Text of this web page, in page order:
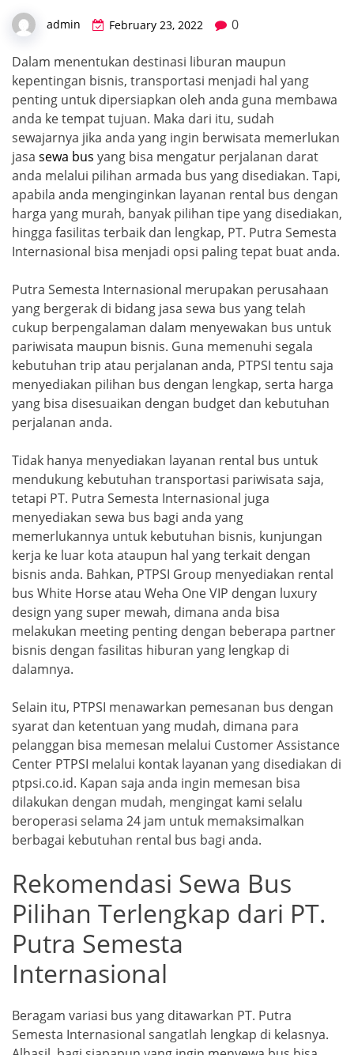
admin February 23, 2022 0
Dalam menentukan destinasi liburan maupun
kepentingan bisnis, transportasi menjadi hal yang
penting untuk dipersiapkan oleh anda guna membawa
anda ke tempat tujuan. Maka dari itu, sudah
sewajarnya jika anda yang ingin berwisata memerlukan
jasa sewa bus yang bisa mengatur perjalanan darat
anda melalui pilihan armada bus yang disediakan. Tapi,
apabila anda menginginkan layanan rental bus dengan
harga yang murah, banyak pilihan tipe yang disediakan,
hingga fasilitas terbaik dan lengkap, PT. Putra Semesta
Internasional bisa menjadi opsi paling tepat buat anda.
Putra Semesta Internasional merupakan perusahaan
yang bergerak di bidang jasa sewa bus yang telah
cukup berpengalaman dalam menyewakan bus untuk
pariwisata maupun bisnis. Guna memenuhi segala
kebutuhan trip atau perjalanan anda, PTPSI tentu saja
menyediakan pilihan bus dengan lengkap, serta harga
yang bisa disesuaikan dengan budget dan kebutuhan
perjalanan anda.
Tidak hanya menyediakan layanan rental bus untuk
mendukung kebutuhan transportasi pariwisata saja,
tetapi PT. Putra Semesta Internasional juga
menyediakan sewa bus bagi anda yang
memerlukannya untuk kebutuhan bisnis, kunjungan
kerja ke luar kota ataupun hal yang terkait dengan
bisnis anda. Bahkan, PTPSI Group menyediakan rental
bus White Horse atau Weha One VIP dengan luxury
design yang super mewah, dimana anda bisa
melakukan meeting penting dengan beberapa partner
bisnis dengan fasilitas hiburan yang lengkap di
dalamnya.
Selain itu, PTPSI menawarkan pemesanan bus dengan
syarat dan ketentuan yang mudah, dimana para
pelanggan bisa memesan melalui Customer Assistance
Center PTPSI melalui kontak layanan yang disediakan di
ptpsi.co.id. Kapan saja anda ingin memesan bisa
dilakukan dengan mudah, mengingat kami selalu
beroperasi selama 24 jam untuk memaksimalkan
berbagai kebutuhan rental bus bagi anda.
Rekomendasi Sewa Bus
Pilihan Terlengkap dari PT.
Putra Semesta
Internasional
Beragam variasi bus yang ditawarkan PT. Putra
Semesta Internasional sangatlah lengkap di kelasnya.